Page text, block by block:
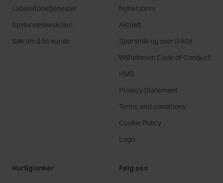
Laboratorietjenester
Spylervæskeskolen
Søk om å bli kunde
Nyhetsbrev
Aktuelt
Spørsmål og svar (FAQ)
Wilhelmsen Code of Conduct
HMS
Privacy Statement
Terms and conditions
Cookie Policy
Logo
Følg oss
Hurtiglenker